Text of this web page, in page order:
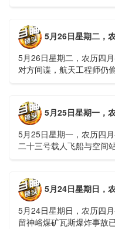
5月26日星期二，
5月26日星期二，农历四
对方间谍，航天工程师仍
5月25日星期一，
5月25日星期一，农历四
二十三号载人飞船与空间
5月24日星期日，
5月24日星期日，农历四
留神峪煤矿瓦斯爆炸事故